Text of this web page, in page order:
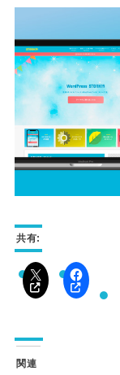
共有:
関連